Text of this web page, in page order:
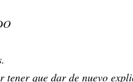
tener que dar de nuevo